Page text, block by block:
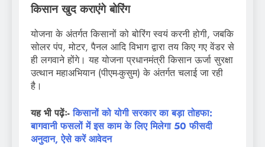
किसान खुद कराएंगे बोरिंग
योजना के अंतर्गत किसानों को बोरिंग स्वयं करनी होगी, जबकि
सोलर पंप, मोटर, पैनल आदि विभाग द्वारा तय किए गए वेंडर से
ही लगवाने होंगे। यह योजना प्रधानमंत्री किसान ऊर्जा सुरक्षा
उत्थान महाअभियान (पीएम-कुसुम) के अंतर्गत चलाई जा रही
है।
यह भी पढ़ेंः-किसानों को योगी सरकार का बड़ा तोहफा:
बागवानी फसलों में इस काम के लिए मिलेगा 50 फीसदी
अनुदान, ऐसे करें आवेदन